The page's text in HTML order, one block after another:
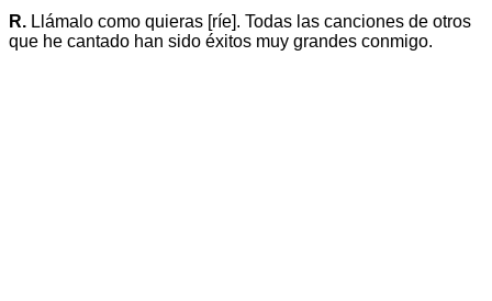
R. Llámalo como quieras [ríe]. Todas las canciones de otros
que he cantado han sido éxitos muy grandes conmigo.